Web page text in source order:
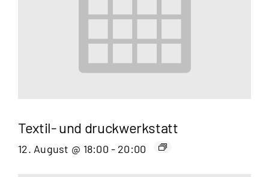
Textil- und druckwerkstatt
12. August @ 18:00 - 20:00